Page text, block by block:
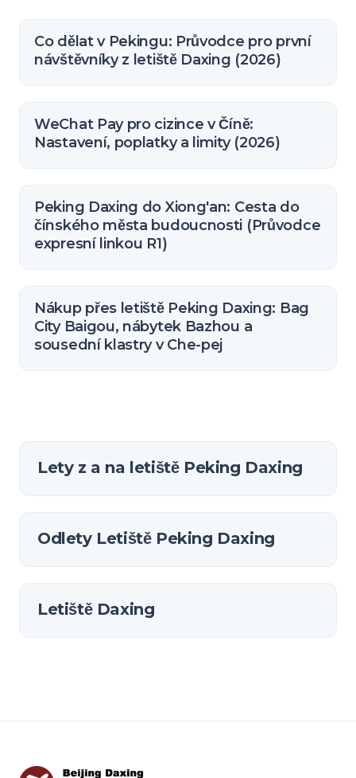
Co dělat v Pekingu: Průvodce pro první
návštěvníky z letiště Daxing (2026)
WeChat Pay pro cizince v Číně:
Nastavení, poplatky a limity (2026)
Peking Daxing do Xiong'an: Cesta do
čínského města budoucnosti (Průvodce
expresní linkou R1)
Nákup přes letiště Peking Daxing: Bag
City Baigou, nábytek Bazhou a
sousední klastry v Che-pej
Lety z a na letiště Peking Daxing
Odlety Letiště Peking Daxing
Letiště Daxing